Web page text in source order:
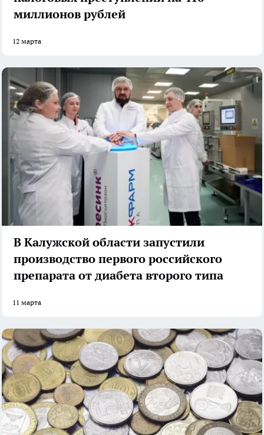
миллионов рублей
12 марта
В Калужской области запустили
производство первого российского
препарата от диабета второго типа
11 марта